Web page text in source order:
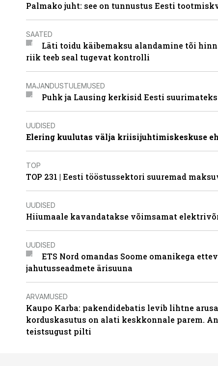
Palmako juht: see on tunnustus Eesti
SAATED
Läti toidu käibemaksu alandamine tõi
riik teeb seal tugevat kontrolli
MAJANDUSTULEMUSED
Puhk ja Lausing kerkisid Eesti
UUDISED
Elering kuulutas välja kriisijuhtimiskeskuse
TOP
TOP 231 | Eesti tööstussektori suuremad
UUDISED
Hiiumaale kavandatakse võimsamat
UUDISED
ETS Nord omandas Soome omanikega
jahutusseadmete ärisuuna
ARVAMUSED
Kaupo Karba: pakendidebatis levib lihtne
korduskasutus on alati keskkonnale parem.
teistsugust pilti